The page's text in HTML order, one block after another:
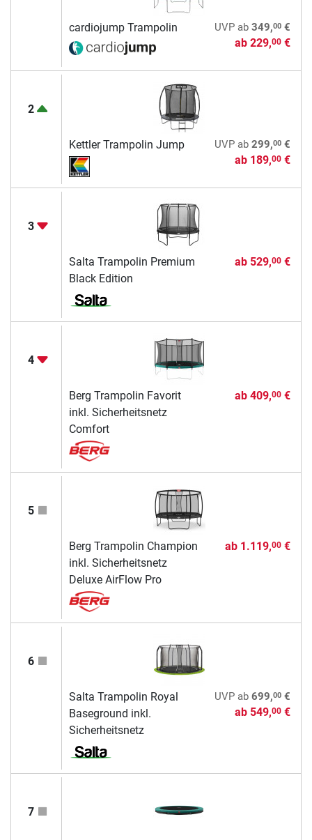
cardiojump Trampolin UVPab 349,00€
ab 229,00€
2
Kettler Trampolin Jump UVPab 299,00€
ab 189,00€
3
Salta Trampolin Premium
Black Edition
ab 529,00€
4
Berg Trampolin Favorit
inkl. Sicherheitsnetz
Comfort
ab 409,00€
5
Berg Trampolin Champion
inkl. Sicherheitsnetz
Deluxe AirFlow Pro
ab 1.119,00€
6
Salta Trampolin Royal
Baseground inkl.
Sicherheitsnetz
UVPab 699,00€
ab 549,00€
7